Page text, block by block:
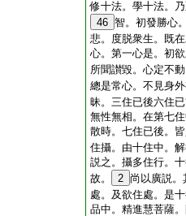
修十法。學十法。
46 智。初發勝心
悲。度脱衆生。既
心。第一心是。初
所聞讃毀。心定不
總是常心。不見身
昧。三住已後六住
無性無相。在第七
散時。七住已後。
住攝。由十住中。
説之。攝多住行。
故。
2 尚以廣説。
處。及欲住處。是
品中。精進慧菩薩